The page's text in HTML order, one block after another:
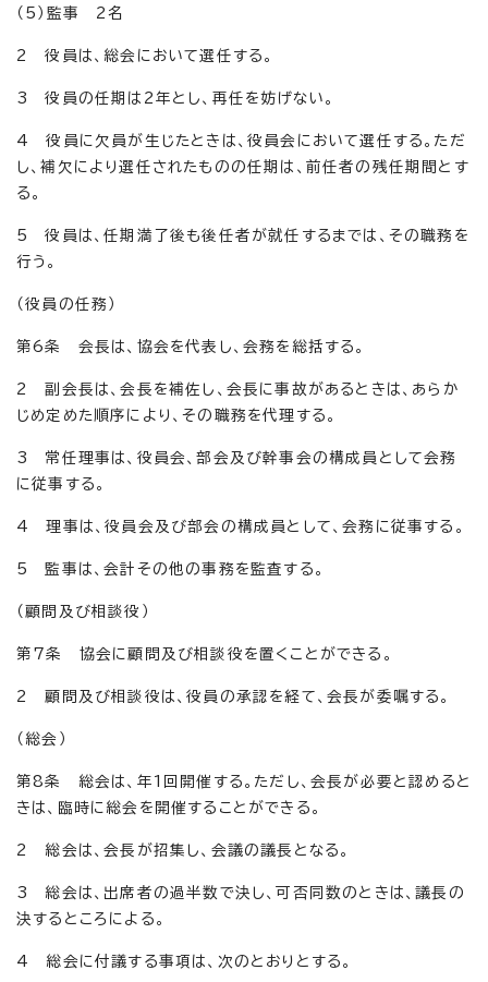
（5）監事 2名
2 役員は、総会において選任する。
3 役員の任期は2年とし、再任を妨げない。
4 役員に欠員が生じたときは、役員会において選任する。ただ
し、補欠により選任されたものの任期は、前任者の残任期間とす
る。
5 役員は、任期満了後も後任者が就任するまでは、その職務を
行う。
（役員の任務）
第6条 会長は、協会を代表し、会務を総括する。
2 副会長は、会長を補佐し、会長に事故があるときは、あらか
じめ定めた順序により、その職務を代理する。
3 常任理事は、役員会、部会及び幹事会の構成員として会務
に従事する。
4 理事は、役員会及び部会の構成員として、会務に従事する。
5 監事は、会計その他の事務を監査する。
（顧問及び相談役）
第7条 協会に顧問及び相談役を置くことができる。
2 顧問及び相談役は、役員の承認を経て、会長が委嘱する。
（総会）
第8条 総会は、年1回開催する。ただし、会長が必要と認めると
きは、臨時に総会を開催することができる。
2 総会は、会長が招集し、会議の議長となる。
3 総会は、出席者の過半数で決し、可否同数のときは、議長の
決するところによる。
4 総会に付議する事項は、次のとおりとする。